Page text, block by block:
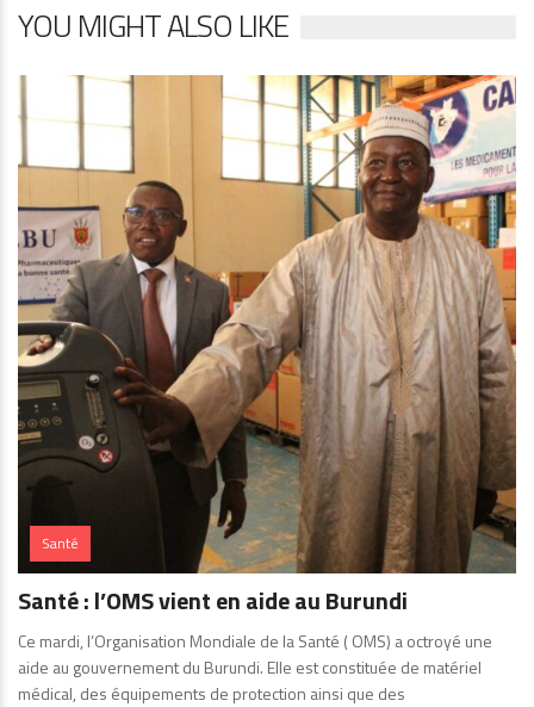
YOU MIGHT ALSO LIKE
Santé
Santé : l’OMS vient en aide au Burundi
Ce mardi, l’Organisation Mondiale de la Santé ( OMS) a octroyé une
aide au gouvernement du Burundi. Elle est constituée de matériel
médical, des équipements de protection ainsi que des